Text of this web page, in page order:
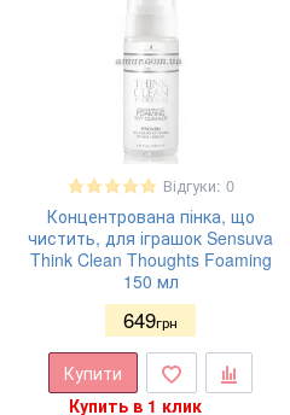
Відгуки: 0
Концентрована пінка, що
чистить, для іграшок Sensuva
Think Clean Thoughts Foaming
150 мл
649грн
Купити
Купить в 1 клик